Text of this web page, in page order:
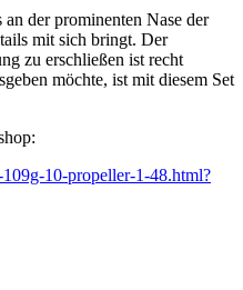
an der prominenten Nase der
mit sich bringt. Der
zu erschließen ist recht
möchte, ist mit diesem Set
10-propeller-1-48.html?